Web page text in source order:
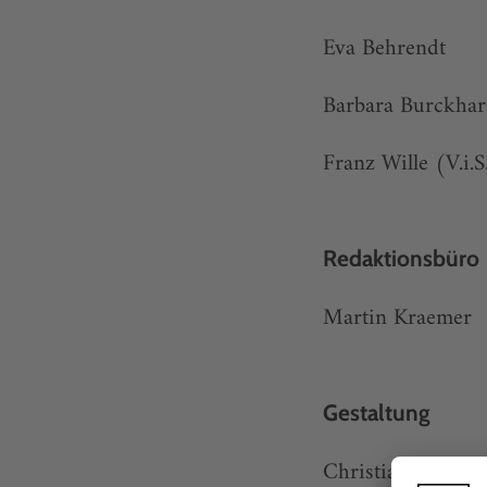
Eva Behrendt
Barbara
Franz Wille
Redaktionsbüro
Martin Kraemer
Gestaltung
Christian Henjes